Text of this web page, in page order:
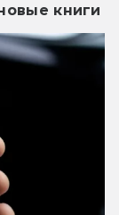
книги